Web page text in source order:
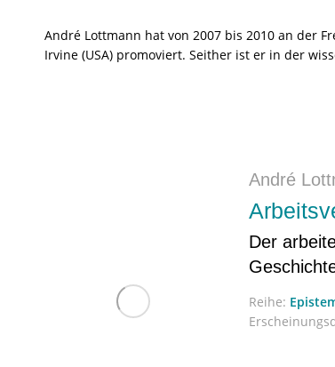
André Lottmann hat von 2007 bis 2010 an der
Irvine (USA) promoviert. Seither ist er in der
André
Der
Reihe: